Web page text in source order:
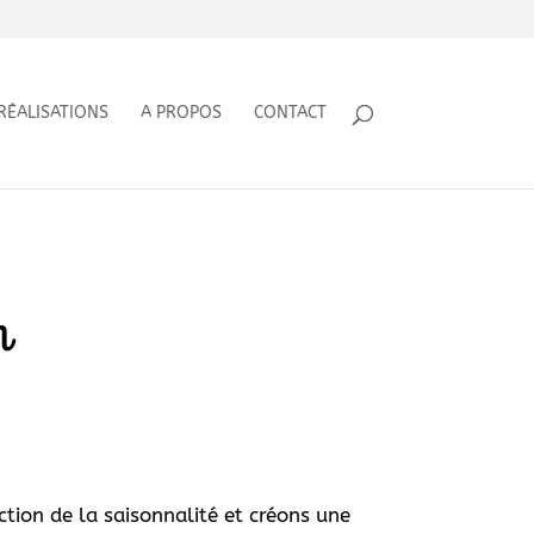
A PROPOS CONTACT
de la saisonnalité et créons une